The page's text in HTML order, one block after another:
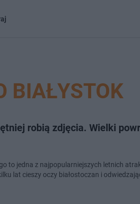
BIAŁYSTOK
robią zdjęcia. Wielki
to jedna z najpopularniejszych letnich
lat cieszy oczy białostoczan i